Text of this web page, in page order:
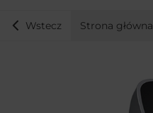
Wstecz Strona główna